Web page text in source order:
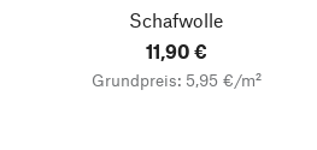
Schafwolle
11,90 €
Grundpreis: 5,95 €/m²